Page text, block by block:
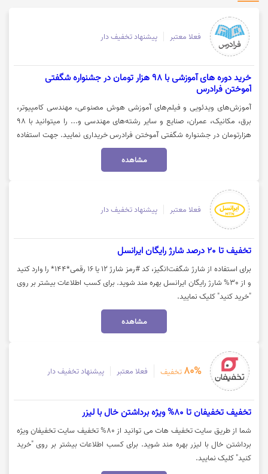
فعلا معتبر پیشنهاد تخفیف دار
خرید دوره های آموزشی با 98 هزار تومان در جشنواره شگفتی
آموختن فرادرس
آموزش‌های ویدئویی و فیلم‌های آموزشی هوش مصنوعی، مهندسی کامپیوتر،
برق، مکانیک، عمران، صنایع و سایر رشته‌های مهندسی و... را میتوانید با 98
هزارتومان در جشنواره شگفتی آموختن فرادرس خریداری نمایید. جهت استفاده
از تخفیف روی گزینه "خرید کنید" کلیک نمایید.
مشاهده
فعلا معتبر پیشنهاد تخفیف دار
تخفیف تا 20 درصد شارژ رایگان ایرانسل
برای استفاده از شارژ شگفت‌انگیز، کد #رمز شارژ ۱۲ یا ۱۶ رقمی*۱۴۴* را وارد کنید
و از 30% شارژ رایگان ایرانسل بهره مند شوید. برای کسب اطلاعات بیشتر بر روی
"خرید کنید" کلیک نمایید.
مشاهده
80% تخفیف فعلا معتبر پیشنهاد تخفیف دار
تخفیف تخفیفان تا 80% ویژه برداشتن خال با لیزر
شما از طریق سایت تخفیف هات می توانید از 80% تخفیف سایت تخفیفان ویژه
برداشتن خال با لیزر بهره مند شوید. برای کسب اطلاعات بیشتر بر روی "خرید
کنید" کلیک نمایید.